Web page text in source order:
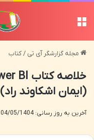
مجله گزارشگر آی تی /کتاب
(ایمان اشکاوند راد)
آخرین به روز رسانی: 04/05/1404